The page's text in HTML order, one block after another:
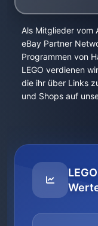
Als Mitglieder vom
eBay Partner
Programmen von
LEGO verdienen
die ihr über Links
und Shops auf